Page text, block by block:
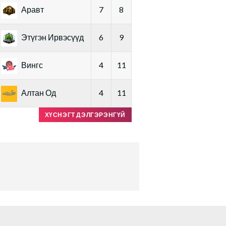
Аравт 7 8
Этүгэн Ирвэсүүд 6 9
Вингс 4 11
Алтан Од 4 11
ХҮСНЭГТ ДЭЛГЭРЭНГҮЙ